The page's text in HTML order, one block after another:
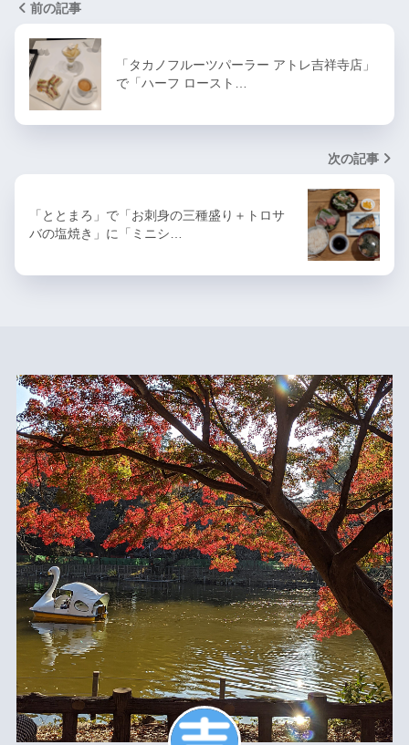
前の記事
「タカノフルーツパーラー アトレ吉祥寺店」
で「ハーフ ロースト…
次の記事
「ととまろ」で「お刺身の三種盛り＋トロサ
バの塩焼き」に「ミニシ…